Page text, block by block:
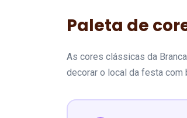
Paleta de
As cores clássicas da
decorar o local da festa com